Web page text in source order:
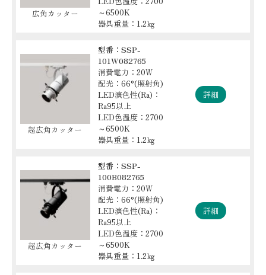
広角カッター
～6500K
器具重量：1.2㎏
超広角カッター
型番：SSP-
101W082765
消費電力：20W
配光：66°(照射角)
LED演色性(Ra)：
Ra95以上
LED色温度：2700
～6500K
器具重量：1.2㎏
詳細
超広角カッター
型番：SSP-
100B082765
消費電力：20W
配光：66°(照射角)
LED演色性(Ra)：
Ra95以上
LED色温度：2700
～6500K
器具重量：1.2㎏
詳細